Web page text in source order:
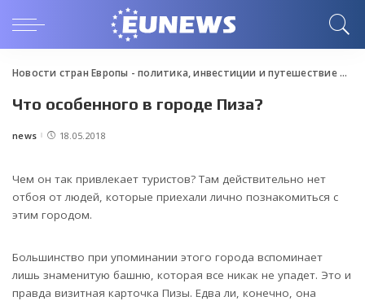
Новости стран Европы - политика, инвестиции и путешествие>
Что особенного в городе Пиза?
Posted
news 18.05.2018
Чем он так привлекает туристов? Там действительно нет
отбоя от людей, которые приехали лично познакомиться с
этим городом.
Большинство при упоминании этого города вспоминает
лишь знаменитую башню, которая все никак не упадет. Это и
правда визитная карточка Пизы. Едва ли, конечно, она